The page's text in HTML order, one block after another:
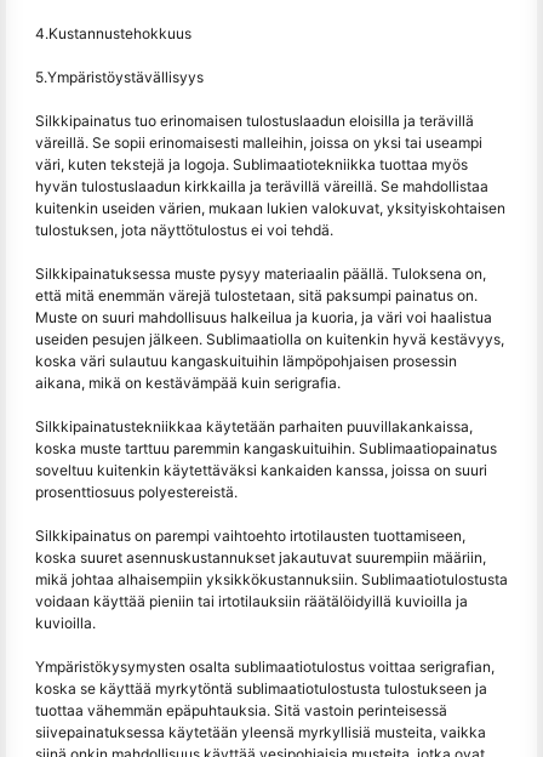
4.Kustannustehokkuus
5.Ympäristöystävällisyys
Silkkipainatus tuo erinomaisen tulostuslaadun eloisilla ja terävillä
väreillä. Se sopii erinomaisesti malleihin, joissa on yksi tai useampi
väri, kuten tekstejä ja logoja. Sublimaatiotekniikka tuottaa myös
hyvän tulostuslaadun kirkkailla ja terävillä väreillä. Se mahdollistaa
kuitenkin useiden värien, mukaan lukien valokuvat, yksityiskohtaisen
tulostuksen, jota näyttötulostus ei voi tehdä.
Silkkipainatuksessa muste pysyy materiaalin päällä. Tuloksena on,
että mitä enemmän värejä tulostetaan, sitä paksumpi painatus on.
Muste on suuri mahdollisuus halkeilua ja kuoria, ja väri voi haalistua
useiden pesujen jälkeen. Sublimaatiolla on kuitenkin hyvä kestävyys,
koska väri sulautuu kangaskuituihin lämpöpohjaisen prosessin
aikana, mikä on kestävämpää kuin serigrafia.
Silkkipainatustekniikkaa käytetään parhaiten puuvillakankaissa,
koska muste tarttuu paremmin kangaskuituihin. Sublimaatiopainatus
soveltuu kuitenkin käytettäväksi kankaiden kanssa, joissa on suuri
prosenttiosuus polyestereistä.
Silkkipainatus on parempi vaihtoehto irtotilausten tuottamiseen,
koska suuret asennuskustannukset jakautuvat suurempiin määriin,
mikä johtaa alhaisempiin yksikkökustannuksiin. Sublimaatiotulostusta
voidaan käyttää pieniin tai irtotilauksiin räätälöidyillä kuvioilla ja
kuvioilla.
Ympäristökysymysten osalta sublimaatiotulostus voittaa serigrafian,
koska se käyttää myrkytöntä sublimaatiotulostusta tulostukseen ja
tuottaa vähemmän epäpuhtauksia. Sitä vastoin perinteisessä
siivepainatuksessa käytetään yleensä myrkyllisiä musteita, vaikka